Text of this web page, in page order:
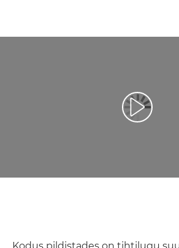
Esita video
Kodus pildistades on tihtilugu